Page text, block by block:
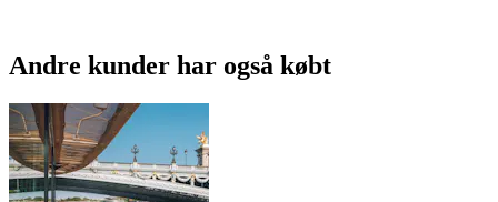
Andre kunder har også købt